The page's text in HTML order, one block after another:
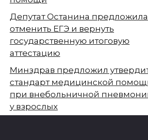
Депутат Останина предложила
отменить ЕГЭ и вернуть
государственную итоговую
аттестацию
Минздрав предложил
стандарт медицинской
при внебольничной
у взрослых